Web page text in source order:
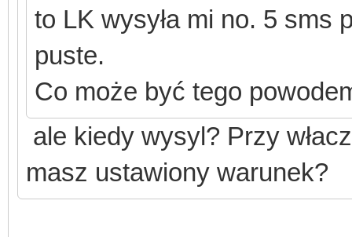
to LK wysyła mi no. 5 sms
puste.
Co może być tego
ale kiedy wysyl? Przy
masz ustawiony warunek?